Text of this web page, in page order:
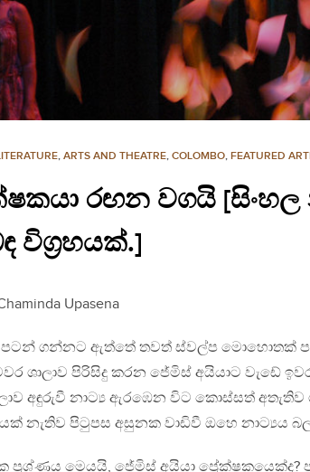
, ARTS AND THEATRE, COLOMBO, FEATURED
රඟන වගයි [සිංහල
විග්‍රහයක්.]
Upasena
පටන් ගන්නට ඇත්තේ තවත් ස්වල්ප මොහොතක්
ශාලාව පිරිසිදු කරන ජේමිස් අයියාට වැඩේ
අඳුරුවී නාට්‍ය ඇරඹෙන විට කොස්සත්
නැතිව පිටුපස අසුනක වාඩිවී ඔහෙ නාට්‍යය
ප්‍රශ්ණය මෙයයි, ජේමිස් අයියා